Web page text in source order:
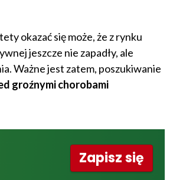
okazać się może, że z rynku
jeszcze nie zapadły, ale
Ważne jest zatem, poszukiwanie
groźnymi chorobami
Zapisz się